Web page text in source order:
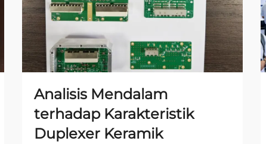
Analisis Mendalam
terhadap Karakteristik
Duplexer Keramik